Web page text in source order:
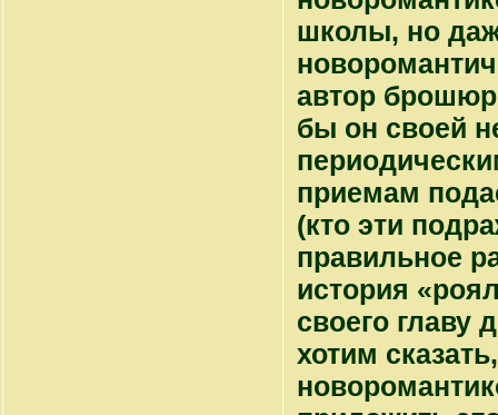
школы, но
автор
бы он своей
приемам
(кто эти
правильное
история
своего
хотим